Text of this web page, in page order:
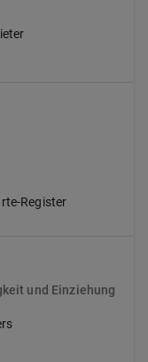
Register
und Einziehung